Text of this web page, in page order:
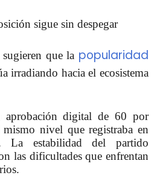
sigue sin despegar
sugieren que la popularidad
irradiando hacia el ecosistema
aprobación digital de 60 por
mismo nivel que registraba en
La estabilidad del partido
las dificultades que enfrentan